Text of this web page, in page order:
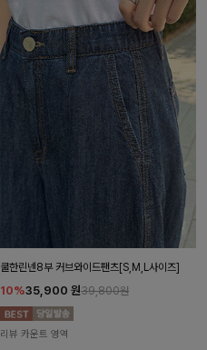
쿨한린넨8부 커브와이드팬츠[S,M,L사이즈]
10%35,900 원39,800원
리뷰 카운트 영역